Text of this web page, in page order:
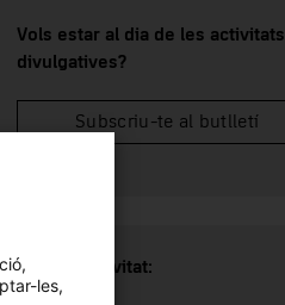
Vols estar al dia de les activitats
divulgatives?
Subscriu-te al butlletí
Tipus d'activitat:
Conferència
les,